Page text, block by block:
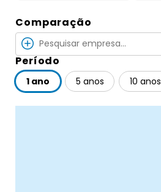
Comparação
Período
1 ano 5 anos 10 anos